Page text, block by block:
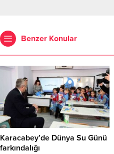
Benzer Konular
Karacabey’de Dünya Su Günü
farkındalığı